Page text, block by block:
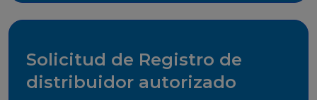
Solicitud de Registro de
distribuidor autorizado